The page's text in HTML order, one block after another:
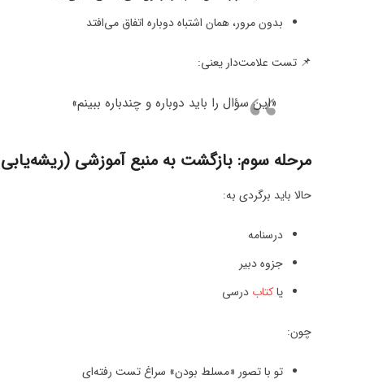
بدون مرور، همان اشتباه دوباره اتفاق می‌افتد
📌 تست علامت‌دار یعنی:
«این سؤال را باید دوباره و چندباره ببینم»
مرحله سوم: بازگشت به منبع آموزشی
حالا باید برگردی به:
درسنامه
جزوه دبیر
یاکتاب درسی
چون:
تو با تصور «مسلط بودن» سراغ تست رفته‌ای